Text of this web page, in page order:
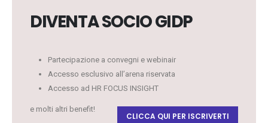
DIVENTA SOCIO GIDP
Partecipazione a convegni e webinair
Accesso esclusivo all’arena riservata
Accesso ad HR FOCUS INSIGHT
e molti altri benefit!
CLICCA QUI PER ISCRIVERTI